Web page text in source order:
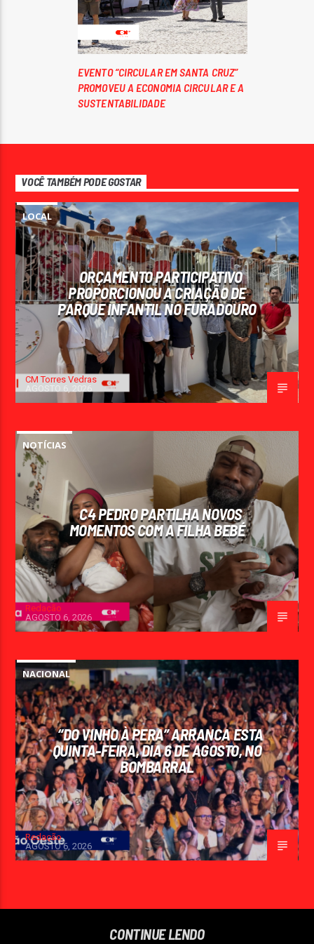
EVENTO “CIRCULAR EM SANTA CRUZ”
PROMOVEU A ECONOMIA CIRCULAR E A
SUSTENTABILIDADE
VOCÊ TAMBÉM PODE GOSTAR
LOCAL
ORÇAMENTO PARTICIPATIVO
PROPORCIONOU A CRIAÇÃO DE
PARQUE INFANTIL NO FURADOURO
CM Torres Vedras
NOTÍCIAS
C4 PEDRO PARTILHA NOVOS
MOMENTOS COM A FILHA BEBÉ
Redação
AGOSTO 6, 2026
NACIONAL
“DO VINHO À PERA” ARRANCA ESTA
QUINTA-FEIRA, DIA 6 DE AGOSTO, NO
BOMBARRAL
Redação
AGOSTO 6, 2026
CONTINUE LENDO